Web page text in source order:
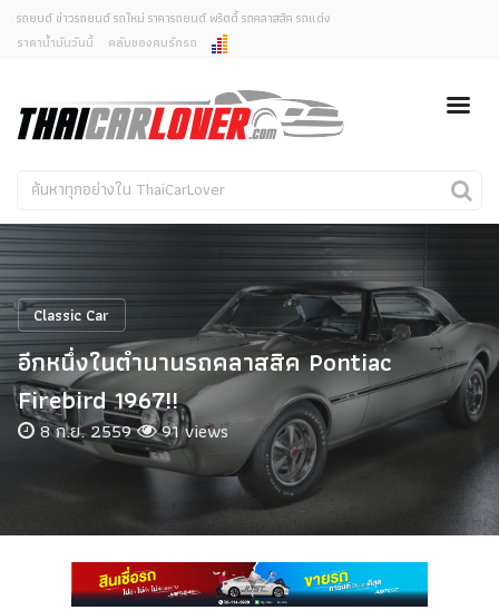
ยกเลิกการแจ้งเตือน
คุณต้องการยกเลิกการแจ้งเตือนข่าวสารเมื่อมีการอัพเดต
ใช่หรือไม่?
ไม่
รถยนต์ ข่าวรถยนต์ รถใหม่ ราคารถยนต์ พริตตี้ รถคลาสสิค รถแต่ง
ราคาน้ำมันวันนี้
คลับของคนรักรถ
รถใหม่
คนรักรถ
รถแต่ง
พริตตี้
งานแสดงรถ
Car In The Movie
สเปคราคา รถยนต์
Classic Car
อีกหนึ่งในตำนานรถคลาสสิค Pontiac
Firebird 1967!!
8 ก.ย. 2559 91 views